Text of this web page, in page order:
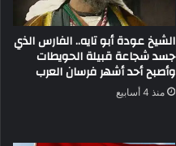
الشيخ عودة أبو تايه.. الفارس الذي
جسد شجاعة قبيلة الحويطات
وأصبح أحد أشهر فرسان العرب
منذ 4 أسابيع